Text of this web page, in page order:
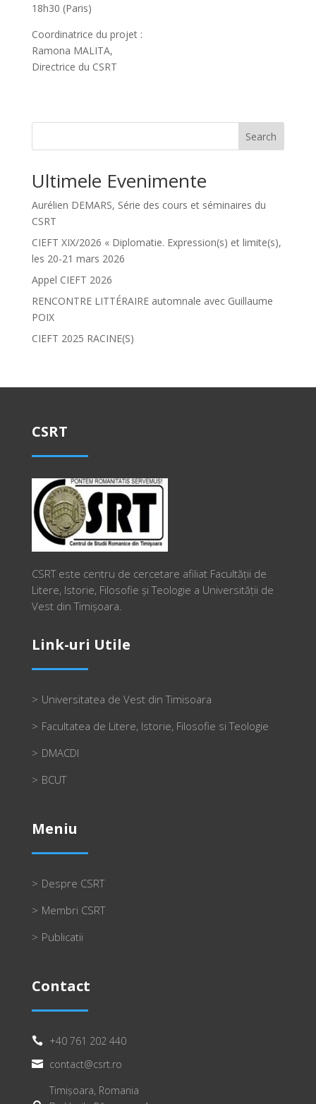
18h30 (Paris)
Coordinatrice du projet :
Ramona MALITA,
Directrice du CSRT
Search
Ultimele Evenimente
Aurélien DEMARS, Série des cours et séminaires du
CSRT
CIEFT XIX/2026 « Diplomatie. Expression(s) et limite(s),
les 20-21 mars 2026
Appel CIEFT 2026
RENCONTRE LITTÉRAIRE automnale avec Guillaume
POIX
CIEFT 2025 RACINE(S)
CSRT
CSRT este centru de cercetare afiliat Facultății de
Litere, Istorie, Filosofie și Teologie a Universității de
Vest din Timișoara.
Link-uri Utile
Universitatea de Vest din Timisoara
Facultatea de Litere, Istorie, Filosofie si Teologie
DMACDI
BCUT
Meniu
Despre CSRT
Membri CSRT
Publicatii
Contact
 +40 761 202 440
 contact@csrt.ro
Timișoara, Romania